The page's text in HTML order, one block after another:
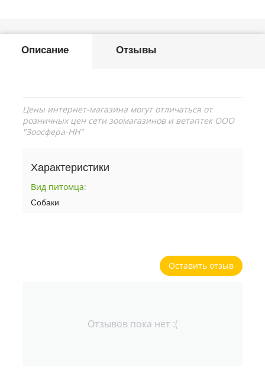
Описание Отзывы
Цены интернет-магазина могут отличаться от
розничных цен сети зоомагазинов и ветаптек ООО
"Зоосфера-НН"
Характеристики
Вид питомца:
Собаки
Оставить отзыв
Отзывов пока нет :(